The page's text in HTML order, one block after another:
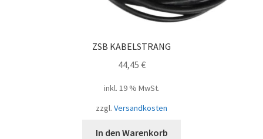
ZSB KABELSTRANG
44,45 €
inkl. 19 % MwSt.
zzgl. Versandkosten
In den Warenkorb